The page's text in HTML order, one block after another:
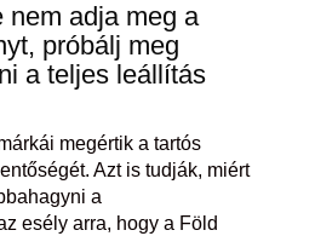
nem adja meg a
próbálj meg
a teljes leállítás
megértik a tartós
Azt is tudják, miért
a
esély arra, hogy a Föld